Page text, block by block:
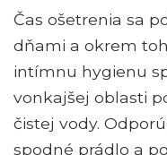
Čas ošetrenia sa
dňami a okrem
intímnu hygienu
vonkajšej oblasti
čistej vody.
spodné prádlo a